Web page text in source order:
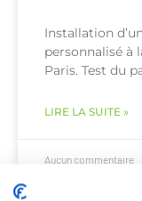
Installation
personnalisé à
Paris. Test du
LIRE LA SUITE »
Aucun commentaire